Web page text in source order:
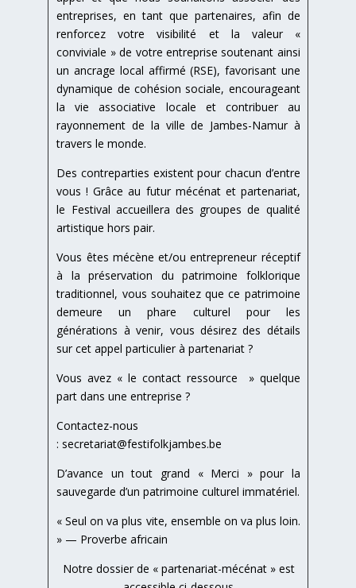
entreprises, en tant que partenaires, afin de
renforcez votre visibilité et la valeur «
conviviale » de votre entreprise soutenant ainsi
un ancrage local affirmé (RSE), favorisant une
dynamique de cohésion sociale, encourageant
la vie associative locale et contribuer au
rayonnement de la ville de Jambes-Namur à
travers le monde.
Des contreparties existent pour chacun d’entre
vous ! Grâce au futur mécénat et partenariat,
le Festival accueillera des groupes de qualité
artistique hors pair.
Vous êtes mécène et/ou entrepreneur réceptif
à la préservation du patrimoine folklorique
traditionnel, vous souhaitez que ce patrimoine
demeure un phare culturel pour les
générations à venir, vous désirez des détails
sur cet appel particulier à partenariat ?
Vous avez « le contact ressource » quelque
part dans une entreprise ?
Contactez-nous
: secretariat@festifolkjambes.be
D’avance un tout grand « Merci » pour la
sauvegarde d’un patrimoine culturel immatériel.
« Seul on va plus vite, ensemble on va plus loin.
» — Proverbe africain
Notre dossier de « partenariat-mécénat » est